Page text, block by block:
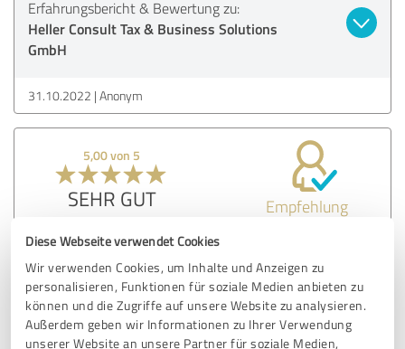
Diese Webseite verwendet Cookies
Wir verwenden Cookies, um Inhalte und Anzeigen zu
personalisieren, Funktionen für soziale Medien anbieten zu
können und die Zugriffe auf unsere Website zu analysieren.
Außerdem geben wir Informationen zu Ihrer Verwendung
unserer Website an unsere Partner für soziale Medien,
Erfahrungsbericht & Bewertung zu:
Heller Consult Tax & Business Solutions
GmbH
31.10.2022 Anonym
5,00 von 5
SEHR GUT Empfehlung
Great professional experience.
Erfahrungsbericht & Bewertung zu:
Heller Consult Tax & Business Solutions